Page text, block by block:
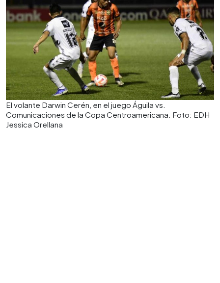
El volante Darwin Cerén, en el juego Águila vs.
Comunicaciones de la Copa Centroamericana. Foto: EDH
Jessica Orellana